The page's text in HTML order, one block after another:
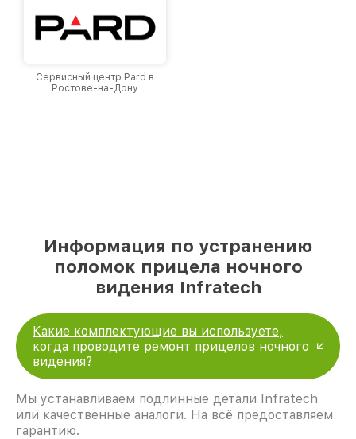
Сервисный центр Pard в
Ростове-на-Дону
Информация по устранению
поломок прицела ночного
видения Infratech
Какие комплектующие вы используете,
когда проводите ремонт прицелов ночного
видения?
Мы устанавливаем подлинные детали Infratech
или качественные аналоги. На всё предоставляем
гарантию.